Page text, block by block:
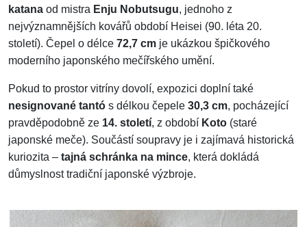
katana od mistra Enju Nobutsugu, jednoho z
nejvýznamnějších kovářů období Heisei (90. léta 20.
století). Čepel o délce 72,7 cm je ukázkou špičkového
moderního japonského mečířského umění.
Pokud to prostor vitríny dovolí, expozici doplní také
nesignované tantó s délkou čepele 30,3 cm, pocházející
pravděpodobně ze 14. století, z období Koto (staré
japonské meče). Součástí soupravy je i zajímavá historická
kuriozita – tajná schránka na mince, která dokládá
důmyslnost tradiční japonské výzbroje.